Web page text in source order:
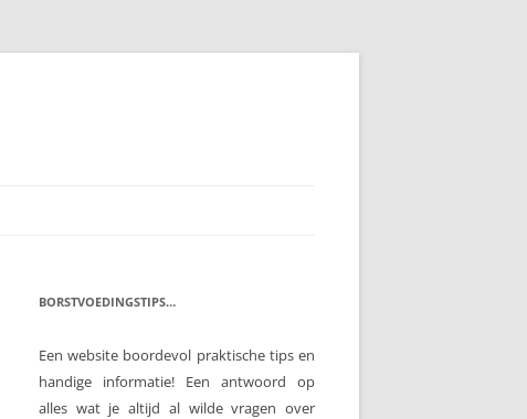
BORSTVOEDINGSTIPS…
Een website boordevol praktische tips en
handige informatie! Een antwoord op
alles wat je altijd al wilde vragen over